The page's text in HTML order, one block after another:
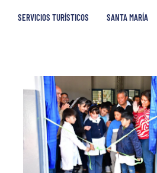
SERVICIOS TURÍSTICOS SANTA MARÍA